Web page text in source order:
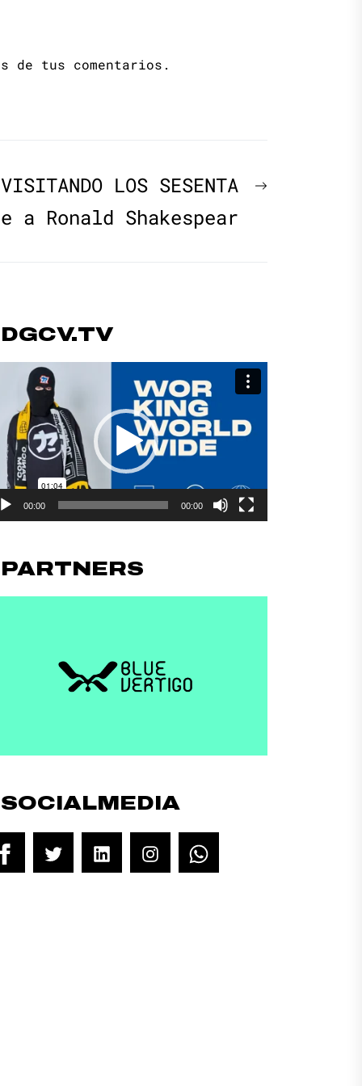
de tus comentarios.
Next
LOS SESENTA
a Ronald Shakespear
00:00 00:00
FacebookTwitter LinkedInInstagram